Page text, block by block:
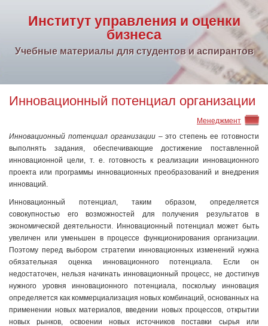
Институт управления и оценки
бизнеса
Учебные материалы для студентов и аспирантов
Инновационный потенциал организации
Менеджмент
Инновационный потенциал организации– это степень ее готовности
выполнять задания, обеспечивающие достижение поставленной
инновационной цели, т. е. готовность к реализации инновационного
проекта или программы инновационных преобразований и внедрения
инноваций.
Инновационный потенциал, таким образом, определяется
совокупностью его возможностей для получения результатов в
экономической деятельности. Инновационный потенциал может быть
увеличен или уменьшен в процессе функционирования организации.
Поэтому перед выбором стратегии инновационных изменений нужна
обязательная оценка инновационного потенциала. Если он
недостаточен, нельзя начинать инновационный процесс, не достигнув
нужного уровня инновационного потенциала, поскольку инновация
определяется как коммерциализация новых комбинаций, основанных на
применении новых материалов, введении новых процессов, открытии
новых рынков, освоении новых источников поставки сырья или